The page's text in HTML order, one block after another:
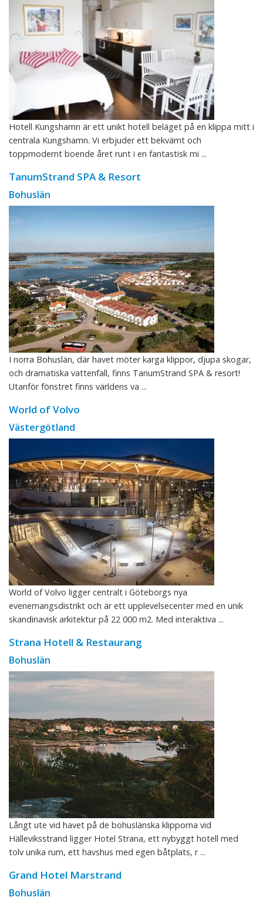
Hotell Kungshamn är ett unikt hotell beläget på en klippa mitt i
centrala Kungshamn. Vi erbjuder ett bekvämt och
toppmodernt boende året runt i en fantastisk mi ...
TanumStrand SPA & Resort
Bohuslän
I norra Bohuslän, där havet möter karga klippor, djupa skogar,
och dramatiska vattenfall, finns TanumStrand SPA & resort!
Utanför fönstret finns världens va ...
World of Volvo
Västergötland
World of Volvo ligger centralt i Göteborgs nya
evenemangsdistrikt och är ett upplevelsecenter med en unik
skandinavisk arkitektur på 22 000 m2. Med interaktiva ...
Strana Hotell & Restaurang
Bohuslän
Långt ute vid havet på de bohuslänska klipporna vid
Hälleviksstrand ligger Hotel Strana, ett nybyggt hotell med
tolv unika rum, ett havshus med egen båtplats, r ...
Grand Hotel Marstrand
Bohuslän